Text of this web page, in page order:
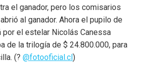
el ganador, pero los comisarios
al ganador. Ahora el pupilo de
el estelar Nicolás Canessa
de la trilogía de $ 24.800.000, para
(? @fotooficial.cl)